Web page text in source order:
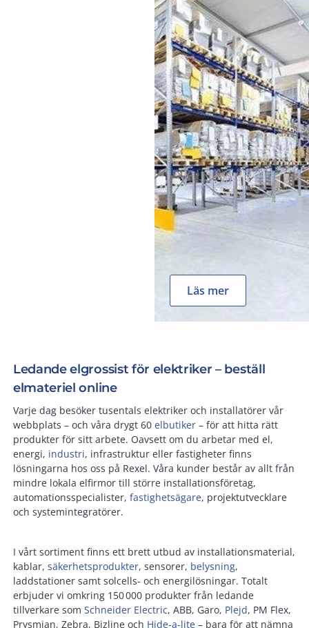
Läs mer
Ledande elgrossist för elektriker – beställ
elmateriel online
Varje dag besöker tusentals elektriker och installatörer vår
webbplats – och våra drygt 60 elbutiker – för att hitta rätt
produkter för sitt arbete. Oavsett om du arbetar med el,
energi, industri, infrastruktur eller fastigheter finns
lösningarna hos oss på Rexel. Våra kunder består av allt från
mindre lokala elfirmor till större installationsföretag,
automationsspecialister, fastighetsägare, projektutvecklare
och systemintegratörer.
I vårt sortiment finns ett brett utbud av installationsmaterial,
kablar, säkerhetsprodukter, sensorer, belysning,
laddstationer samt solcells- och energilösningar. Totalt
erbjuder vi omkring 150 000 produkter från ledande
tillverkare som Schneider Electric, ABB, Garo, Plejd, PM Flex,
Prysmian, Zebra, Bizline och Hide-a-lite – bara för att nämna